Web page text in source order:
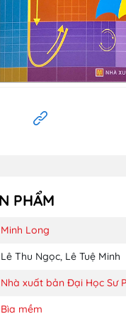
PHẨM
Minh Long
Lê Thu Ngọc, Lê Tuệ Minh
Nhà xuất bản Đại Học Sư
Bìa mềm